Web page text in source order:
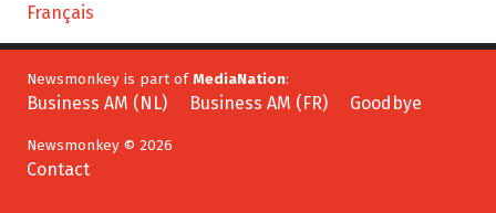
Newsmonkey is part of MediaNation
Business AM (NL) Business AM (FR) Goodbye
Newsmonkey © 2026
Contact